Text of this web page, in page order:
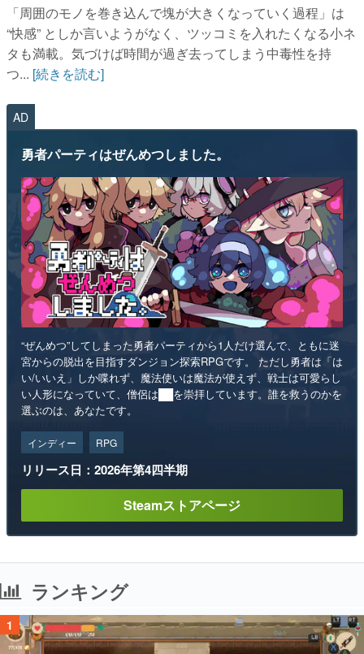
「周囲のモノを巻き込んで塊が大きくなっていく過程」は
“快感” としか言いようがなく、ツッコミを入れたくなる小ネ
タも満載。気づけば時間が過ぎ去ってしまう中毒性を持
つ... [続きを読む]
AD
勇者パーティはぜんめつしました。
“ぜんめつ”してしまった勇者パーティから1人だけ選んで、ともに迷
宮からの脱出を目指すダンジョン探索RPGです。 ただし勇者は「は
い/いいえ」しか喋れず、魔法使いは魔法が使えず、戦士は可愛らし
い人形になっていて、僧侶は██を崇拝しています。誰を救うのかを
選ぶのは、あなたです。
インディー RPG
リリース日：2026年第4四半期
Steamストアページ
ランキング
1